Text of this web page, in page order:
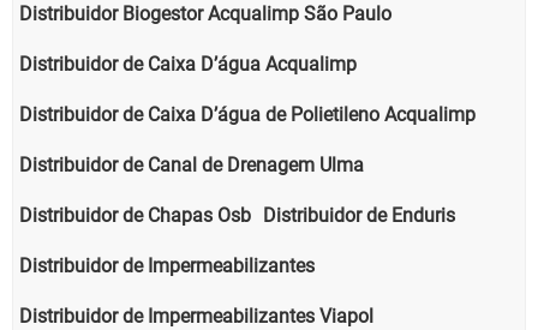
Distribuidor Biogestor Acqualimp São Paulo
Distribuidor de Caixa D’água Acqualimp
Distribuidor de Caixa D’água de Polietileno Acqualimp
Distribuidor de Canal de Drenagem Ulma
Distribuidor de Chapas Osb Distribuidor de Enduris
Distribuidor de Impermeabilizantes
Distribuidor de Impermeabilizantes Viapol